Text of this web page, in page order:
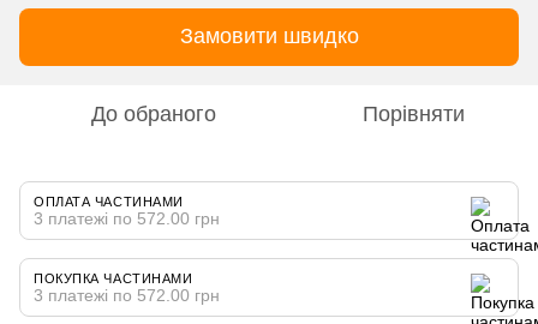
Замовити швидко
До обраного Порівняти
ОПЛАТА ЧАСТИНАМИ
3 платежі по 572.00 грн
ПОКУПКА ЧАСТИНАМИ
3 платежі по 572.00 грн